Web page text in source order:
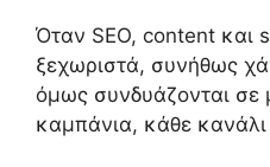
Όταν SEO, content και
ξεχωριστά, συνήθως
όμως συνδυάζονται σε
καμπάνια, κάθε κανάλι